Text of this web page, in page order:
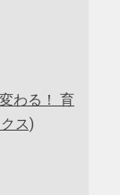
わる！ 育
ス)